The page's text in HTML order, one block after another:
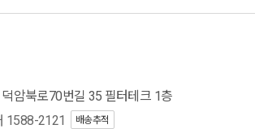
암북로70번길 35 필터테크 1층
1588-2121
배송추적